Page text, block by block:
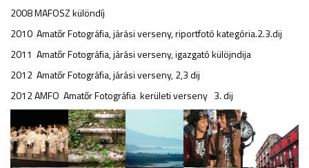
2008 MAFOSZ különdíj
2010 Amatőr Fotográfia, járási verseny, riportfotó kategória.2.3.dij
2011 Amatőr Fotográfia, járási verseny, igazgató külöjndija
2012 Amatőr Fotográfia, járási verseny, 2,3 dij
2012 AMFO Amatőr Fotográfia kerületi verseny 3. dij